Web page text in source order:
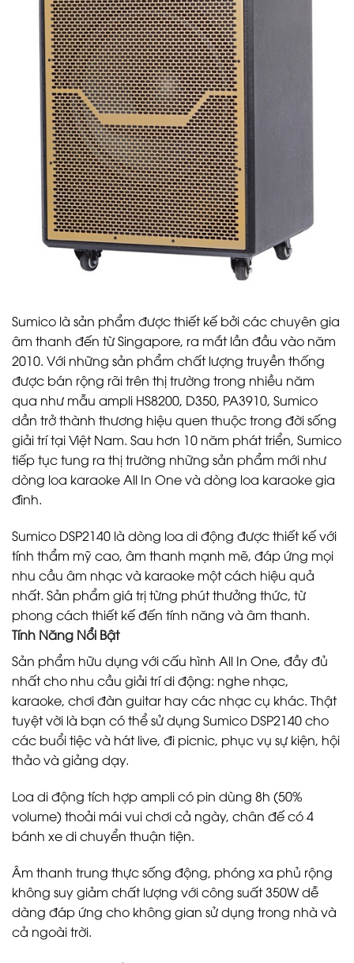
Sumico là sản phẩm được thiết kế bởi các chuyên gia
âm thanh đến từ Singapore, ra mắt lần đầu vào năm
2010. Với những sản phẩm chất lượng truyền thống
được bán rộng rãi trên thị trường trong nhiều năm
qua như mẫu ampli HS8200, D350, PA3910, Sumico
dần trở thành thương hiệu quen thuộc trong đời sống
giải trí tại Việt Nam. Sau hơn 10 năm phát triển, Sumico
tiếp tục tung ra thị trường những sản phẩm mới như
dòng loa karaoke All In One và dòng loa karaoke gia
đình.
Sumico DSP2140 là dòng loa di động được thiết kế với
tính thẩm mỹ cao, âm thanh mạnh mẽ, đáp ứng mọi
nhu cầu âm nhạc và karaoke một cách hiệu quả
nhất. Sản phẩm giá trị từng phút thưởng thức, từ
phong cách thiết kế đến tính năng và âm thanh.
Tính Năng Nổi Bật
Sản phẩm hữu dụng với cấu hình All In One, đầy đủ
nhất cho nhu cầu giải trí di động: nghe nhạc,
karaoke, chơi đàn guitar hay các nhạc cụ khác. Thật
tuyệt vời là bạn có thể sử dụng Sumico DSP2140 cho
các buổi tiệc và hát live, đi picnic, phục vụ sự kiện, hội
thảo và giảng dạy.
Loa di động tích hợp ampli có pin dùng 8h (50%
volume) thoải mái vui chơi cả ngày, chân đế có 4
bánh xe di chuyển thuận tiện.
Âm thanh trung thực sống động, phóng xa phủ rộng
không suy giảm chất lượng với công suất 350W dễ
dàng đáp ứng cho không gian sử dụng trong nhà và
cả ngoài trời.